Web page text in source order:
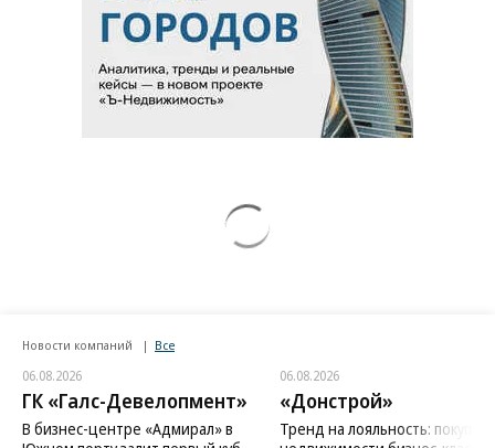
Новости компаний
06.08.2026
ГК «Галс-Девелопмент»
06.08.2026
«Донстрой»